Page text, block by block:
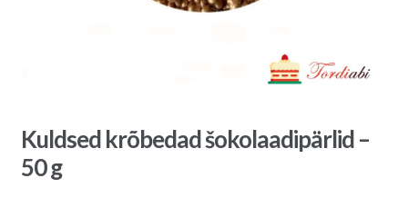
Kuldsed krõbedad šokolaadipärlid –
50 g